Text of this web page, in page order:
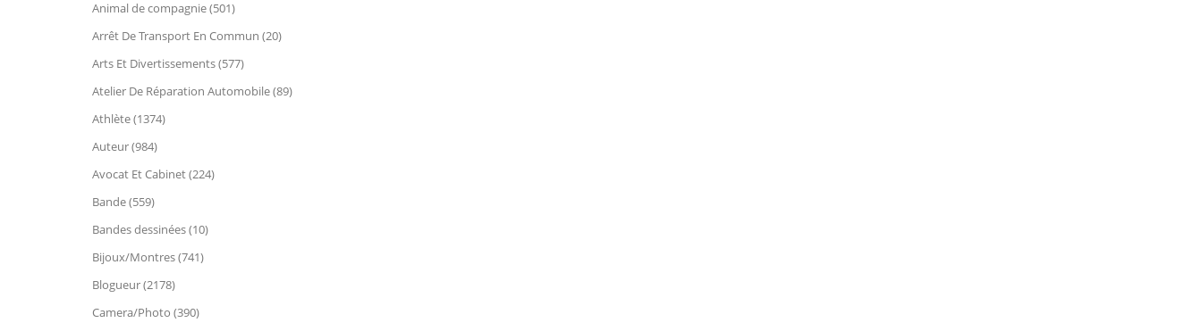
Animal de compagnie (501)
Arrêt De Transport En Commun (20)
Arts Et Divertissements (577)
Atelier De Réparation Automobile (89)
Athlète (1374)
Auteur (984)
Avocat Et Cabinet (224)
Bande (559)
Bandes dessinées (10)
Bijoux/Montres (741)
Blogueur (2178)
Camera/Photo (390)